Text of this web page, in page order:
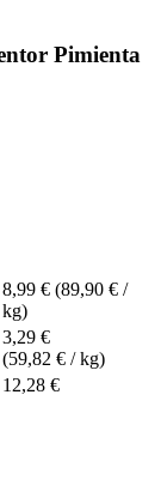
Pimienta
8,99 € (89,90 € /
kg)
3,29 €
(59,82 € / kg)
12,28 €